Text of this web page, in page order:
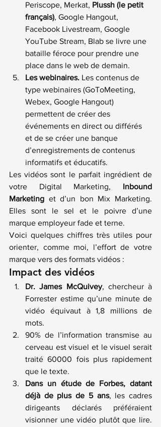
Periscope, Merkat, Plussh (le petit
français), Google Hangout,
Facebook Livestream, Google
YouTube Stream, Blab se livre une
bataille féroce pour prendre une
place dans le web de demain.
Les webinaires. Les contenus de
type webinaires (GoToMeeting,
Webex, Google Hangout)
permettent de créer des
événements en direct ou différés
et de se créer une banque
d’enregistrements de contenus
informatifs et éducatifs.
Les vidéos sont le parfait ingrédient de
votre Digital Marketing, Inbound
Marketing et d’un bon Mix Marketing.
Elles sont le sel et le poivre d’une
marque employeur fade et terne.
Voici quelques chiffres très utiles pour
orienter, comme moi, l’effort de votre
marque vers des formats vidéos :
Impact des vidéos
Dr. James McQuivey, chercheur à
Forrester estime qu’une minute de
vidéo équivaut à 1,8 millions de
mots.
90% de l’information transmise au
cerveau est visuel et le visuel serait
traité 60000 fois plus rapidement
que le texte.
Dans un étude de Forbes, datant
déjà de plus de 5 ans, les cadres
dirigeants déclarés préféraient
visionner une vidéo plutôt que lire.